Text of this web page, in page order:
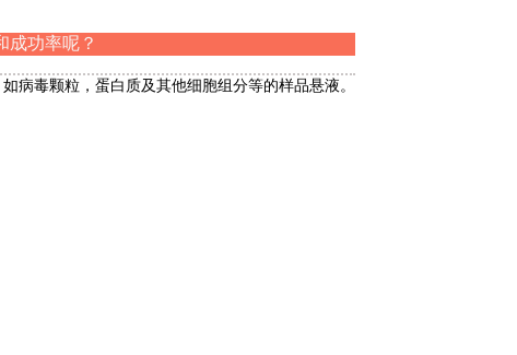
成功率呢？
病毒颗粒，蛋白质及其他细胞组分等的样品悬液。